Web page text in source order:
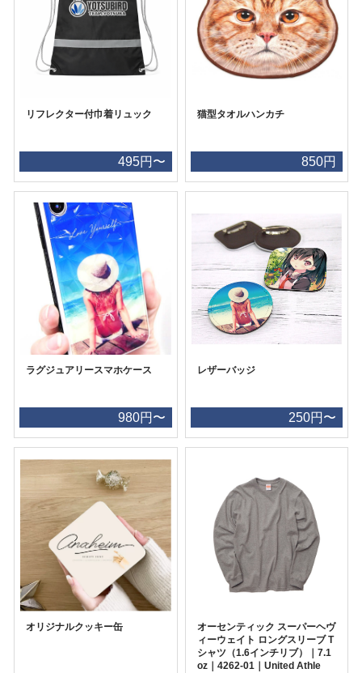
リフレクター付巾着リュック
495円〜
猫型タオルハンカチ
850円
ラグジュアリースマホケース
980円〜
レザーバッジ
250円〜
オリジナルクッキー缶
オーセンティック スーパーヘヴ
ィーウェイト ロングスリーブ T
シャツ（1.6インチリブ）｜7.1
oz｜4262-01｜United Athle